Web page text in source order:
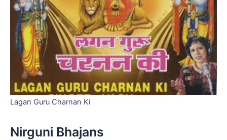
Lagan Guru Charnan Ki
Nirguni Bhajans